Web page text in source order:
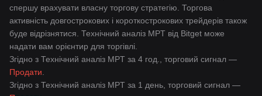
спершу врахувати власну торгову стратегію. Торгова
активність довгострокових і короткострокових трейдерів також
буде відрізнятися. Технічний аналіз MPT від Bitget може
надати вам орієнтир для торгівлі.
Згідно з Технічний аналіз MPT за 4 год., торговий сигнал —
Продати
Згідно з Технічний аналіз MPT за 1 день, торговий сигнал —